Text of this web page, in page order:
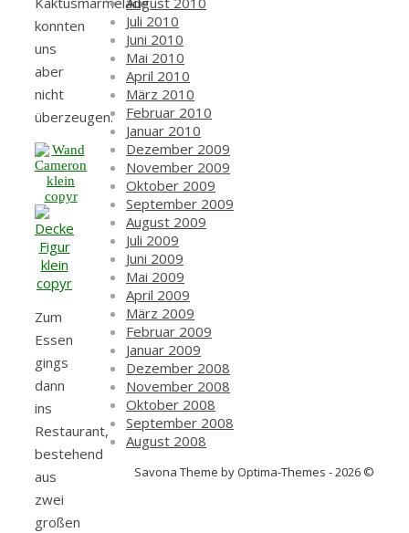
konnten
uns
aber
nicht
überzeugen.
Zum
Essen
gings
dann
ins
Restaurant,
bestehend
aus
zwei
großen
Juli 2010
Juni 2010
Mai 2010
April 2010
März 2010
Februar 2010
Januar 2010
Dezember 2009
November 2009
Oktober 2009
September 2009
August 2009
Juli 2009
Juni 2009
Mai 2009
April 2009
März 2009
Februar 2009
Januar 2009
Dezember 2008
November 2008
Oktober 2008
September 2008
August 2008
Savona Theme by Optima-Themes - 2026 ©